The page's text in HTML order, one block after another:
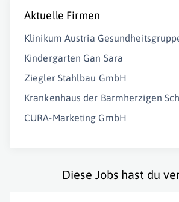
Aktuelle Firmen
Klinikum Austria
Kindergarten Gan Sara
Ziegler Stahlbau GmbH
Krankenhaus der Barmherzigen
CURA-Marketing GmbH
Diese Jobs hast du